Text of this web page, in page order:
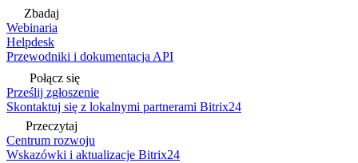
Zbadaj
Webinaria
Helpdesk
Przewodniki i dokumentacja API
Połącz się
Prześlij zgłoszenie
Skontaktuj się z lokalnymi partnerami Bitrix24
Przeczytaj
Centrum rozwoju
Wskazówki i aktualizacje Bitrix24